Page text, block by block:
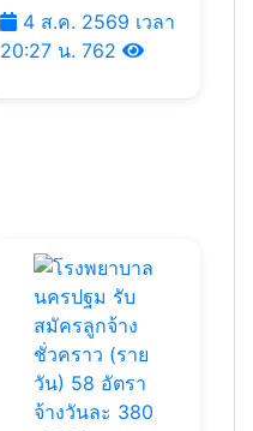
4 ส.ค. 2569 เวลา
20:27 น.762